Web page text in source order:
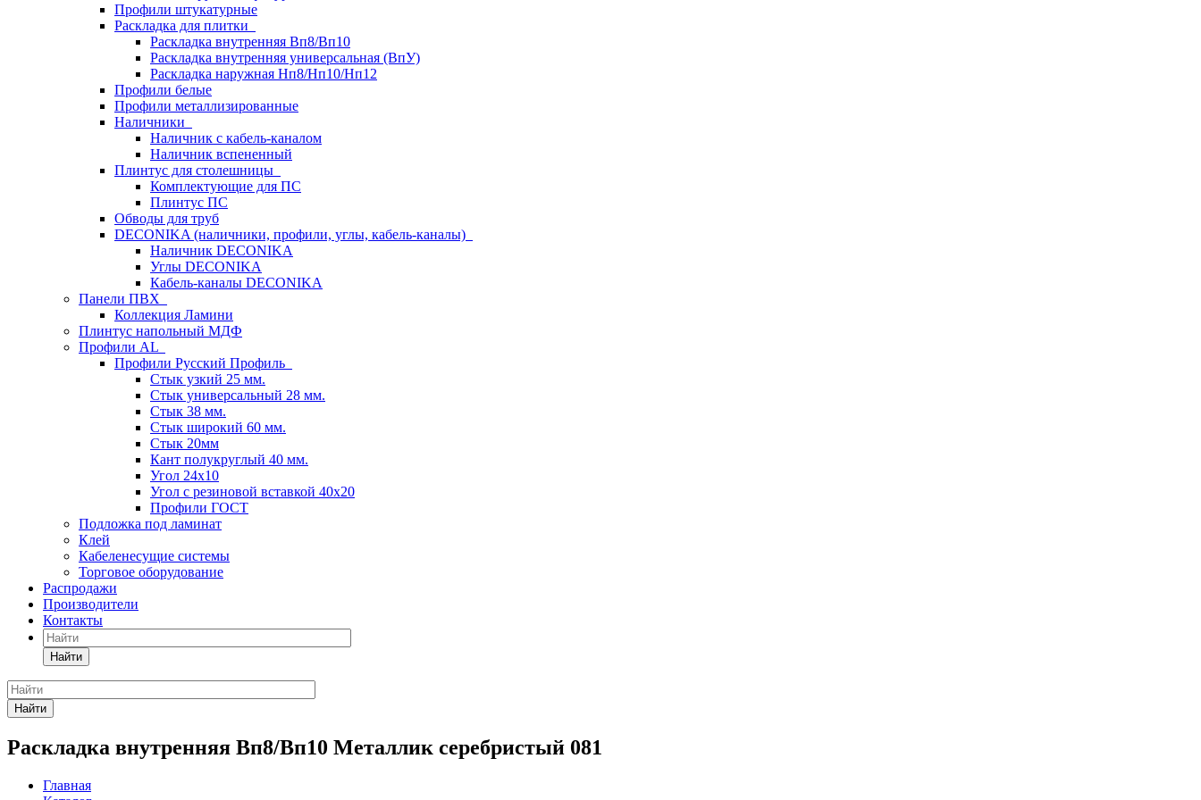
Профили штукатурные
Раскладка для плитки
Раскладка внутренняя Вп8/Вп10
Раскладка внутренняя универсальная (ВпУ)
Раскладка наружная Нп8/Нп10/Нп12
Профили белые
Профили металлизированные
Наличники
Наличник с кабель-каналом
Наличник вспененный
Плинтус для столешницы
Комплектующие для ПС
Плинтус ПС
Обводы для труб
DECONIKA (наличники, профили, углы, кабель-каналы)
Наличник DECONIKA
Углы DECONIKA
Кабель-каналы DECONIKA
Панели ПВХ
Коллекция Ламини
Плинтус напольный МДФ
Профили AL
Профили Русский Профиль
Стык узкий 25 мм.
Стык универсальный 28 мм.
Стык 38 мм.
Стык широкий 60 мм.
Стык 20мм
Кант полукруглый 40 мм.
Угол 24х10
Угол с резиновой вставкой 40х20
Профили ГОСТ
Подложка под ламинат
Клей
Кабеленесущие системы
Торговое оборудование
Распродажи
Производители
Контакты
Найти
Найти
Раскладка внутренняя Вп8/Вп10 Металлик серебристый 081
Главная